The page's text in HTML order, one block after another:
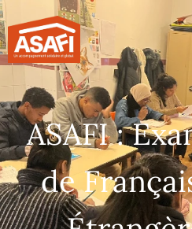
.
ASAFI :
de